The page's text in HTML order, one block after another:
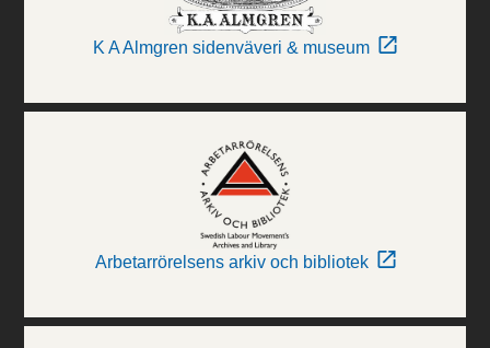
K A Almgren sidenväveri & museum
Arbetarrörelsens arkiv och bibliotek